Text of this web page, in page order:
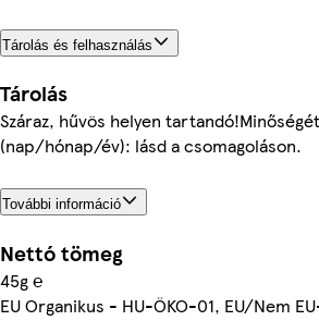
Tárolás és felhasználás
Tárolás
Száraz, hűvös helyen
(nap/hónap/év): lásd a csomagoláson.
További információ
Nettó tömeg
45g ℮
EU Organikus - HU-ÖKO-01, EU/Nem